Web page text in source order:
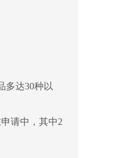
多达30种以
请中，其中2